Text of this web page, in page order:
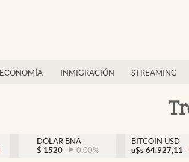
ECONOMÍA INMIGRACIÓN STREAMING
DÓLAR BNA
$ 1520 0.00%
BITCOIN USD
u$s 64.927,11